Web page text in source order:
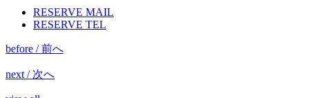
RESERVE MAIL
RESERVE TEL
before / 前へ
next / 次へ